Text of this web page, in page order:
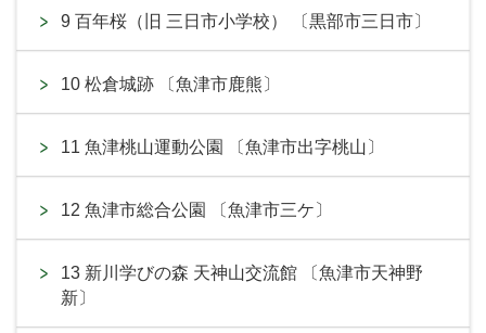
9 百年桜（旧 三日市小学校） 〔黒部市三日市〕
10 松倉城跡 〔魚津市鹿熊〕
11 魚津桃山運動公園 〔魚津市出字桃山〕
12 魚津市総合公園 〔魚津市三ケ〕
13 新川学びの森 天神山交流館 〔魚津市天神野
新〕